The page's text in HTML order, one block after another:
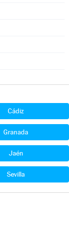
Cádiz
Granada
Jaén
Sevilla